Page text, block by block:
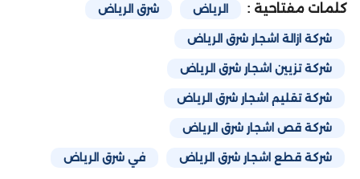
كلمات مفتاحية : الرياض شرق الرياض
شركة ازالة اشجار شرق الرياض
شركة تزيين اشجار شرق الرياض
شركة تقليم اشجار شرق الرياض
شركة قص اشجار شرق الرياض
شركة قطع اشجار شرق الرياض في شرق الرياض